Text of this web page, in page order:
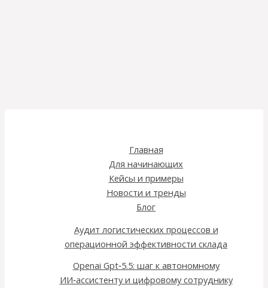
Главная
Для начинающих
Кейсы и примеры
Новости и тренды
Блог
Аудит логистических процессов и
операционной эффективности склада
Openai Gpt‑5.5: шаг к автономному
ИИ‑ассистенту и цифровому сотруднику